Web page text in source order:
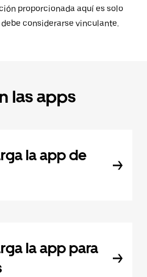
proporcionada aquí es solo
considerarse vinculante.
las apps
la app de
la app para